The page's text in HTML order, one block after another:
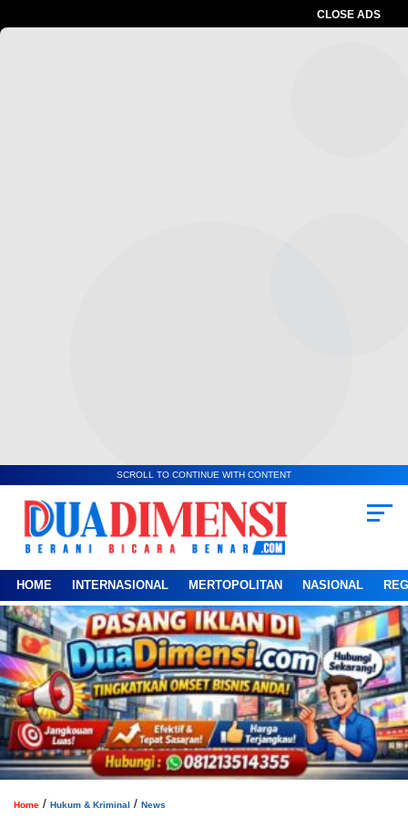
CLOSE ADS
SCROLL TO CONTINUE WITH CONTENT
HOME INTERNASIONAL MERTOPOLITAN NASIONAL
Home / Hukum & Kriminal / News